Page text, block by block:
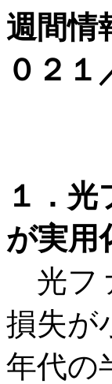
週間情
０２１
１．
が実
光フ
損失が
年代の